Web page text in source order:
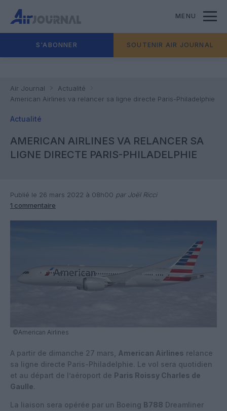
MENU
S'ABONNER SOUTENIR AIR JOURNAL
Air Journal
Actualité
American Airlines va relancer sa ligne directe Paris-Philadelphie
Actualité
AMERICAN AIRLINES VA RELANCER SA
LIGNE DIRECTE PARIS-PHILADELPHIE
Publié le 26 mars 2022 à 08h00 par Joël Ricci
1 commentaire
©American Airlines
A partir de dimanche 27 mars, American Airlines relance
sa ligne directe Paris-Philadelphie. Le vol sera quotidien
et au départ de l’aéroport de Paris Roissy Charles de
Gaulle.
La liaison sera opérée par un Boeing B788 Dreamliner